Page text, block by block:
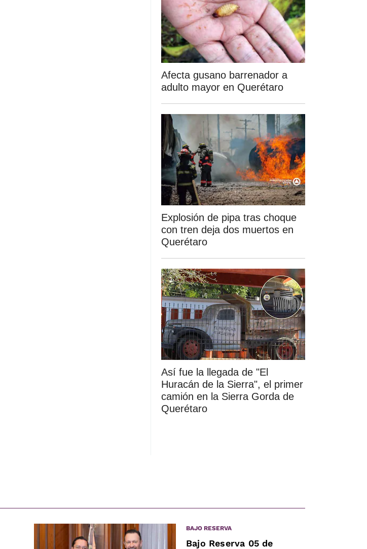
Afecta gusano barrenador a
adulto mayor en Querétaro
Explosión de pipa tras choque
con tren deja dos muertos en
Querétaro
Así fue la llegada de "El
Huracán de la Sierra", el primer
camión en la Sierra Gorda de
Querétaro
BAJO RESERVA
Bajo Reserva 05 de